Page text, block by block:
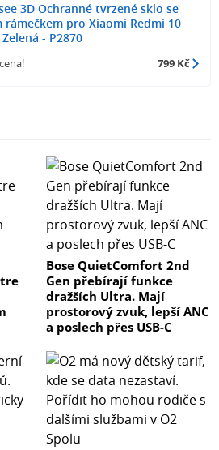
3D Ochranné tvrzené sklo se
rámečkem pro Xiaomi Redmi 10
- P2870
799 Kč
Bose QuietComfort 2nd
Gen přebírají funkce
dražších Ultra. Mají
prostorový zvuk, lepší ANC
a poslech přes USB-C